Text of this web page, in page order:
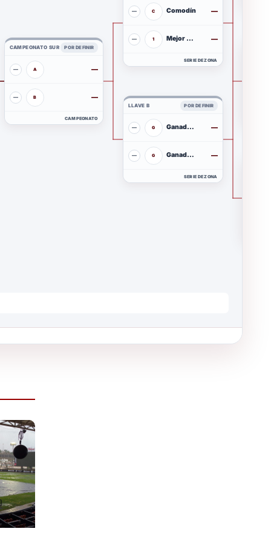
CAMPEONATO SUR POR DEFINIR
— A —
— B —
CAMPEONATO
— C Comodín —
— 1 Mejor ganador —
SERIE DE ZONA
LLAVE B POR DEFINIR
— G Ganador restante —
— G Ganador restante —
SERIE DE ZONA